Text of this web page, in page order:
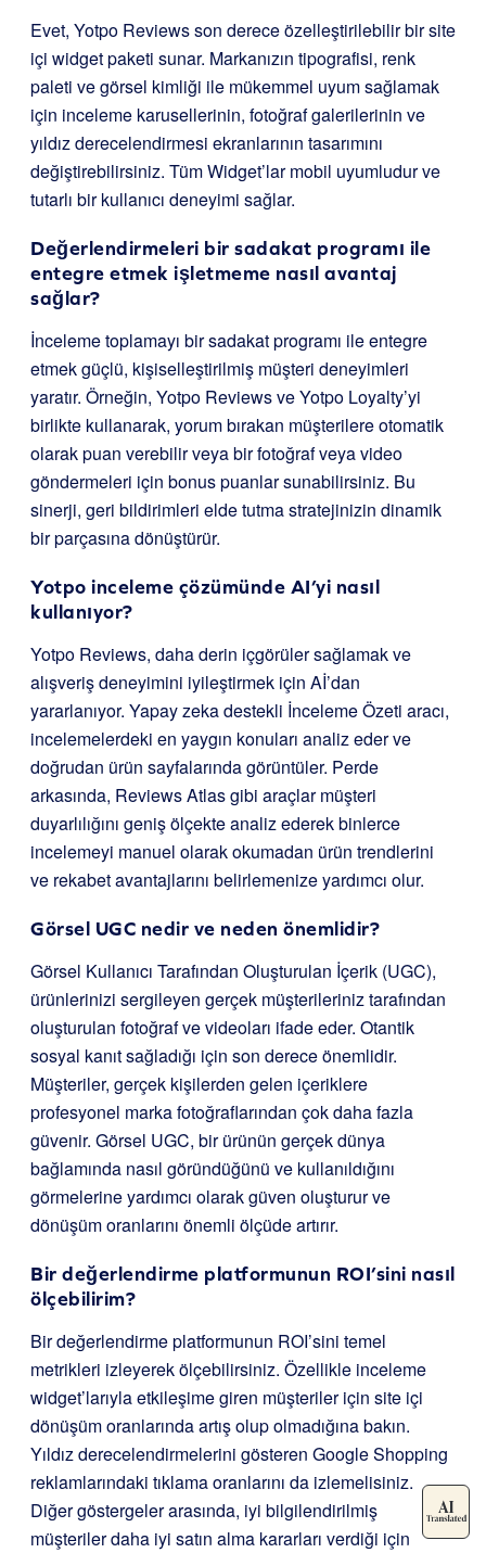
Evet, Yotpo Reviews son derece özelleştirilebilir bir site
içi widget paketi sunar. Markanızın tipografisi, renk
paleti ve görsel kimliği ile mükemmel uyum sağlamak
için inceleme karusellerinin, fotoğraf galerilerinin ve
yıldız derecelendirmesi ekranlarının tasarımını
değiştirebilirsiniz. Tüm Widget’lar mobil uyumludur ve
tutarlı bir kullanıcı deneyimi sağlar.
Değerlendirmeleri bir sadakat programı ile
entegre etmek işletmeme nasıl avantaj
sağlar?
İnceleme toplamayı bir sadakat programı ile entegre
etmek güçlü, kişiselleştirilmiş müşteri deneyimleri
yaratır. Örneğin, Yotpo Reviews ve Yotpo Loyalty’yi
birlikte kullanarak, yorum bırakan müşterilere otomatik
olarak puan verebilir veya bir fotoğraf veya video
göndermeleri için bonus puanlar sunabilirsiniz. Bu
sinerji, geri bildirimleri elde tutma stratejinizin dinamik
bir parçasına dönüştürür.
Yotpo inceleme çözümünde AI’yi nasıl
kullanıyor?
Yotpo Reviews, daha derin içgörüler sağlamak ve
alışveriş deneyimini iyileştirmek için Aİ’dan
yararlanıyor. Yapay zeka destekli İnceleme Özeti aracı,
incelemelerdeki en yaygın konuları analiz eder ve
doğrudan ürün sayfalarında görüntüler. Perde
arkasında, Reviews Atlas gibi araçlar müşteri
duyarlılığını geniş ölçekte analiz ederek binlerce
incelemeyi manuel olarak okumadan ürün trendlerini
ve rekabet avantajlarını belirlemenize yardımcı olur.
Görsel UGC nedir ve neden önemlidir?
Görsel Kullanıcı Tarafından Oluşturulan İçerik (UGC),
ürünlerinizi sergileyen gerçek müşterileriniz tarafından
oluşturulan fotoğraf ve videoları ifade eder. Otantik
sosyal kanıt sağladığı için son derece önemlidir.
Müşteriler, gerçek kişilerden gelen içeriklere
profesyonel marka fotoğraflarından çok daha fazla
güvenir. Görsel UGC, bir ürünün gerçek dünya
bağlamında nasıl göründüğünü ve kullanıldığını
görmelerine yardımcı olarak güven oluşturur ve
dönüşüm oranlarını önemli ölçüde artırır.
Bir değerlendirme platformunun ROI’sini nasıl
ölçebilirim?
Bir değerlendirme platformunun ROI’sini temel
metrikleri izleyerek ölçebilirsiniz. Özellikle inceleme
widget’larıyla etkileşime giren müşteriler için site içi
dönüşüm oranlarında artış olup olmadığına bakın.
Yıldız derecelendirmelerini gösteren Google Shopping
reklamlarındaki tıklama oranlarını da izlemelisiniz.
Diğer göstergeler arasında, iyi bilgilendirilmiş
müşteriler daha iyi satın alma kararları verdiği için